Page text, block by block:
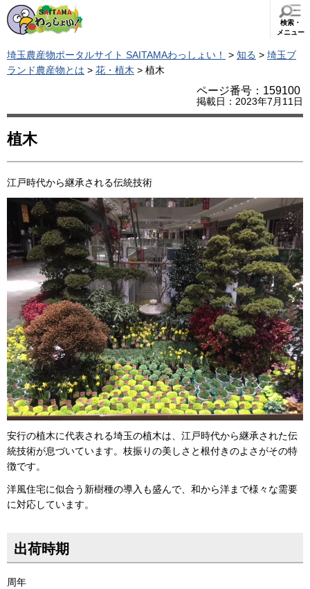
検索・
メニュー
埼玉農産物ポータルサイト SAITAMAわっしょい！ > 知る > 埼玉ブ
ランド農産物とは > 花・植木 > 植木
ページ番号：159100
掲載日：2023年7月11日
植木
江戸時代から継承される伝統技術
安行の植木に代表される埼玉の植木は、江戸時代から継承された伝
統技術が息づいています。枝振りの美しさと根付きのよさがその特
徴です。
洋風住宅に似合う新樹種の導入も盛んで、和から洋まで様々な需要
に対応しています。
出荷時期
周年